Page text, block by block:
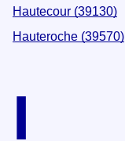
Hautecour (39130)
Hauteroche (39570)
I